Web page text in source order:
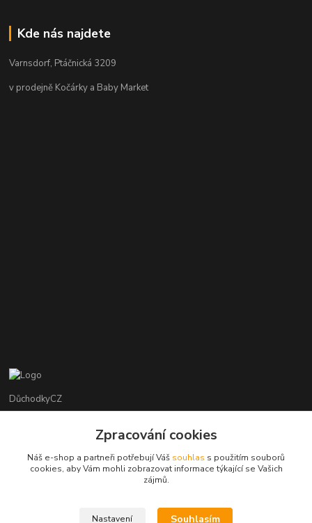
Kde nás najdete
Varnsdorf, Ptáčnická 3209
v prodejně Kočárky a Baby Market
DůchodkyCZ
+420 412384749
objednavky@duchodky.cz
Zpracování cookies
Náš e-shop a partneři potřebují Váš souhlas s použitím souborů
cookies, aby Vám mohli zobrazovat informace týkající se Vašich
zájmů.
Nastavení Souhlasím